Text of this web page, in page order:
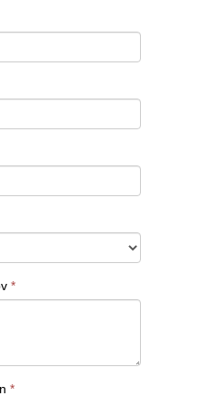
när du behövde ta
problem.”
vilket är
roller.
på hur du
under en stressig
bedöma kandidatens
och prioritera
ta redapå om
färdigheterna och